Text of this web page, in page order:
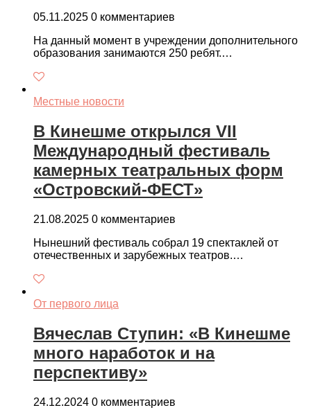
05.11.2025 0 комментариев
На данный момент в учреждении дополнительного
образования занимаются 250 ребят.…
Местные новости
В Кинешме открылся VII
Международный фестиваль
камерных театральных форм
«Островский-ФЕСТ»
21.08.2025 0 комментариев
Нынешний фестиваль собрал 19 спектаклей от
отечественных и зарубежных театров.…
От первого лица
Вячеслав Ступин: «В Кинешме
много наработок и на
перспективу»
24.12.2024 0 комментариев